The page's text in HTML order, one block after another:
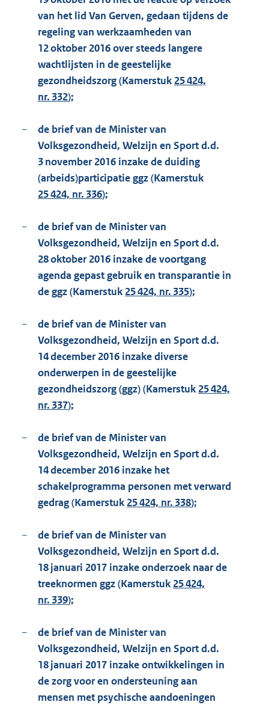
van het lid Van Gerven, gedaan tijdens de
regeling van werkzaamheden van
12 oktober 2016 over steeds langere
wachtlijsten in de geestelijke
gezondheidszorg (Kamerstuk 25 424,
nr. 332);
−
de brief van de Minister van
Volksgezondheid, Welzijn en Sport d.d.
3 november 2016 inzake de duiding
(arbeids)participatie ggz (Kamerstuk
25 424, nr. 336);
−
de brief van de Minister van
Volksgezondheid, Welzijn en Sport d.d.
28 oktober 2016 inzake de voortgang
agenda gepast gebruik en transparantie in
de ggz (Kamerstuk 25 424, nr. 335);
−
de brief van de Minister van
Volksgezondheid, Welzijn en Sport d.d.
14 december 2016 inzake diverse
onderwerpen in de geestelijke
gezondheidszorg (ggz) (Kamerstuk 25 424,
nr. 337);
−
de brief van de Minister van
Volksgezondheid, Welzijn en Sport d.d.
14 december 2016 inzake het
schakelprogramma personen met verward
gedrag (Kamerstuk 25 424, nr. 338);
−
de brief van de Minister van
Volksgezondheid, Welzijn en Sport d.d.
18 januari 2017 inzake onderzoek naar de
treeknormen ggz (Kamerstuk 25 424,
nr. 339);
−
de brief van de Minister van
Volksgezondheid, Welzijn en Sport d.d.
18 januari 2017 inzake ontwikkelingen in
de zorg voor en ondersteuning aan
mensen met psychische aandoeningen